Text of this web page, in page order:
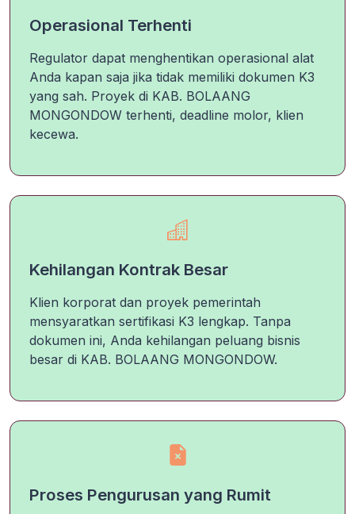
Operasional Terhenti
Regulator dapat menghentikan operasional alat
Anda kapan saja jika tidak memiliki dokumen K3
yang sah. Proyek di KAB. BOLAANG
MONGONDOW terhenti, deadline molor, klien
kecewa.
Kehilangan Kontrak Besar
Klien korporat dan proyek pemerintah
mensyaratkan sertifikasi K3 lengkap. Tanpa
dokumen ini, Anda kehilangan peluang bisnis
besar di KAB. BOLAANG MONGONDOW.
Proses Pengurusan yang Rumit